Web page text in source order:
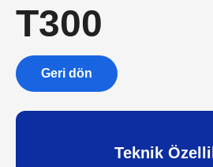
T300
Geri dön
Teknik